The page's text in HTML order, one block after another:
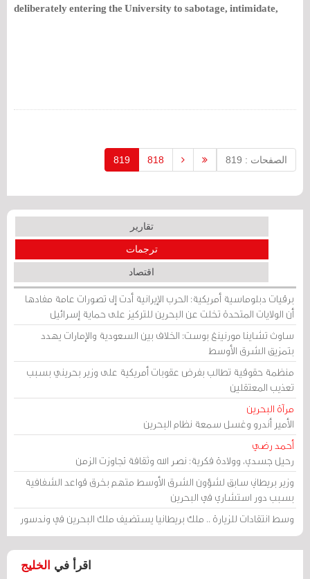
deliberately entering the University to sabotage, intimidate,
sticks, iron rods, and swords terrorizing the students!
الصفحات : 819 818
819
تقارير
ترجمات
اقتصاد
برقيات دبلوماسية أمريكية: الحرب الإيرانية أدت إلى تصورات عامة مفادها
أن الولايات المتحدة تخلت عن البحرين للتركيز على حماية إسرائيل
ساوث تشاينا مورنينغ بوست: الخلاف بين السعودية والإمارات يهدد
بتمزيق الشرق الأوسط
منظمة حقوقية تطالب بفرض عقوبات أمريكية على وزير بحريني بسبب
تعذيب المعتقلين
مرآة البحرين
الأمير أندرو وغسل سمعة نظام البحرين
أحمد رضي
رحيل جسدي، وولادة فكرية: نصر الله وثقافة تجاوزت الزمن
وزير بريطاني سابق لشؤون الشرق الأوسط متهم بخرق قواعد الشفافية
بسبب دور استشاري في البحرين
وسط انتقادات للزيارة .. ملك بريطانيا يستضيف ملك البحرين في وندسور
اقرأ في الخليج